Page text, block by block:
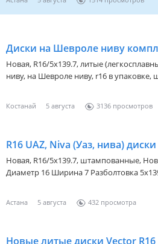
Диски на Шевроле ниву
Новая, R16/5x139.7, литые
ниву, на Шевроле ниву, r16 в
Костанай 5 августа 3136
R16 UAZ, Niva (Уаз, нива)
Новая, R16/5x139.7, штампованные,
Диаметр 16 Ширина 7 Разболтовка
Астана 5 августа 432